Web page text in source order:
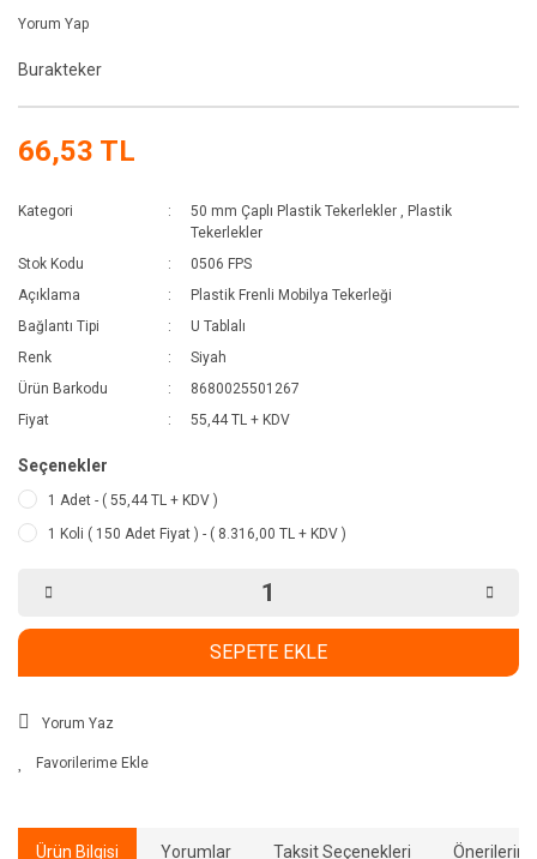
Yorum Yap
Burakteker
66,53 TL
Kategori 50 mm Çaplı Plastik Tekerlekler , Plastik
Tekerlekler
Stok Kodu
0506 FPS
Açıklama
Plastik Frenli Mobilya Tekerleği
Bağlantı Tipi
U Tablalı
Renk
Siyah
Ürün Barkodu
8680025501267
Fiyat
55,44 TL + KDV
Seçenekler
1 Adet - ( 55,44 TL + KDV )
1 Koli ( 150 Adet Fiyat ) - ( 8.316,00 TL + KDV )
SEPETE EKLE
Yorum Yaz
Ürün Bilgisi Yorumlar Taksit Seçenekleri